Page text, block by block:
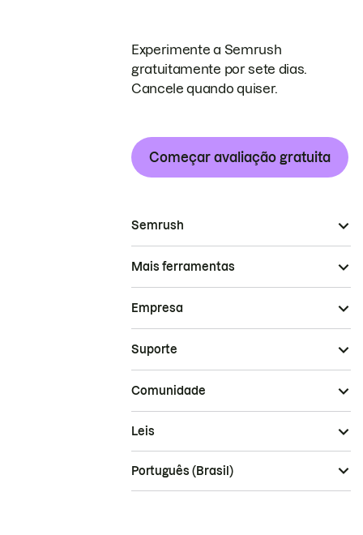
Experimente a Semrush
gratuitamente por sete dias.
Cancele quando quiser.
Começar avaliação gratuita
Semrush
Mais ferramentas
Empresa
Suporte
Comunidade
Leis
Português (Brasil)